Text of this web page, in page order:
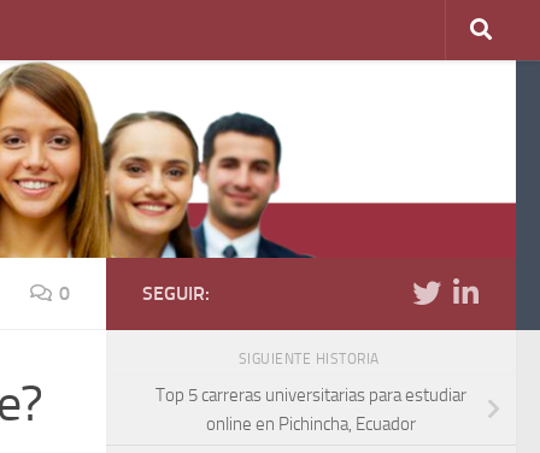
0 SEGUIR:
SIGUIENTE HISTORIA
Top 5 carreras universitarias para estudiar
online en Pichincha, Ecuador